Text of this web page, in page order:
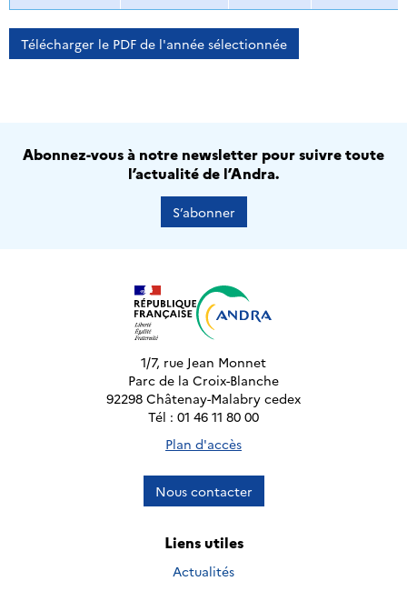
Télécharger le PDF de l'année sélectionnée
Abonnez-vous à notre newsletter pour suivre toute
l’actualité de l’Andra.
S’abonner
1/7, rue Jean Monnet
Parc de la Croix-Blanche
92298 Châtenay-Malabry cedex
Tél : 01 46 11 80 00
Plan d'accès
Nous contacter
Liens utiles
Actualités